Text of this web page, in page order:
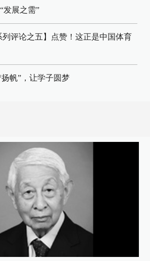
发展之需”
列评论之五】点赞！这正是中国体育
扬帆”，让学子圆梦